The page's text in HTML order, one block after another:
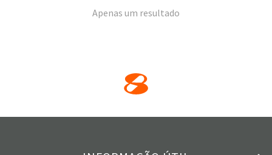
Apenas um resultado